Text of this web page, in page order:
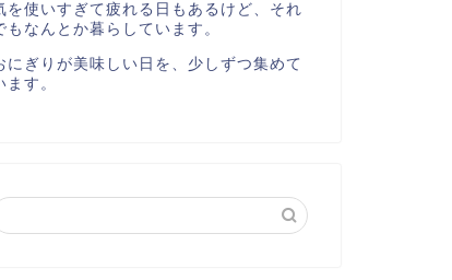
を使いすぎて疲れる日もあるけど、それ
もなんとか暮らしています。
にぎりが美味しい日を、少しずつ集めて
ます。